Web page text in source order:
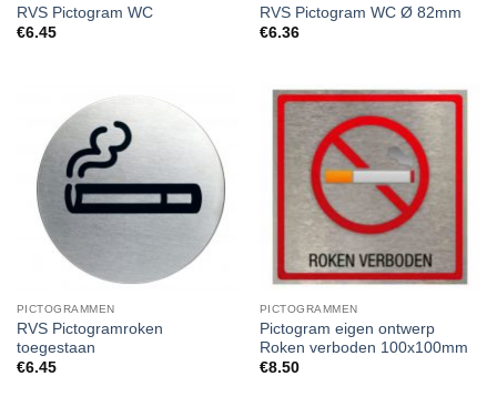
RVS Pictogram WC
€6.45
RVS Pictogram WC Ø 82mm
€6.36
PICTOGRAMMEN
RVS Pictogramroken
toegestaan
€6.45
PICTOGRAMMEN
Pictogram eigen ontwerp
Roken verboden 100x100mm
€8.50